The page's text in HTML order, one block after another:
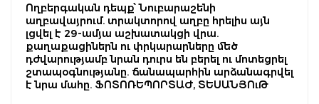
Ողբերգական դեպք՝ Նուբարաշենի
աղբավայրում. տրակտորով աղբը հրելիս այն
լցվել է 29-ամյա աշխատակցի վրա.
քաղաքացիներն ու փրկարարները մեծ
դժվարությամբ նրան դուրս են բերել ու մոտեցրել
շտապօգնությանը. ճանապարհին արձանագրվել
է նրա մահը. ՖՈՏՈՌԵՊՈՐՏԱԺ, ՏԵՍԱՆՅՈւԹ